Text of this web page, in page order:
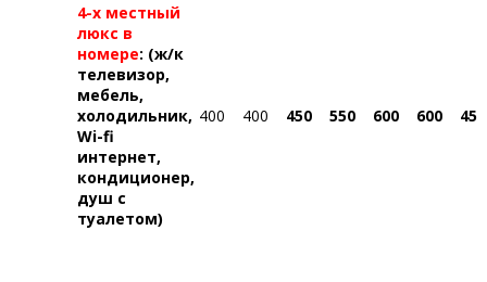
4-х местный
люкс в
номере: (ж/к
телевизор,
мебель,
холодильник,
Wi-fi
интернет,
кондиционер,
душ с
туалетом)
400 400 450 550 600 600 450